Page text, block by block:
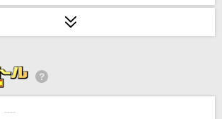
クシューター
----